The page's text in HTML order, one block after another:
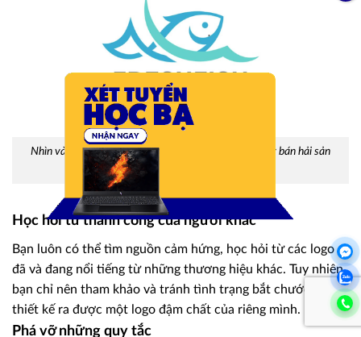
Nhìn vào logo này có thể biết được đây là một công ty bán hải sản
chuyên cung cấp cá tươi (Freshfish)
Học hỏi từ thành công của người khác
Bạn luôn có thể tìm nguồn cảm hứng, học hỏi từ các logo
đã và đang nổi tiếng từ những thương hiệu khác. Tuy nhiên,
bạn chỉ nên tham khảo và tránh tình trạng bắt chước để
thiết kế ra được một logo đậm chất của riêng mình.
Phá vỡ những quy tắc